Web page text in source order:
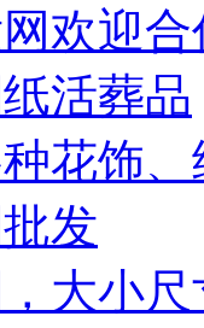
欢迎合
活葬品
花饰、
发
大小